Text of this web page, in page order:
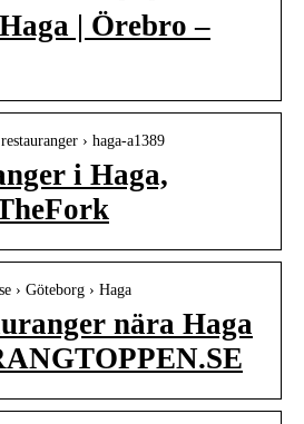
| Örebro –
› haga-a1389
i Haga,
› Göteborg › Haga
nära Haga